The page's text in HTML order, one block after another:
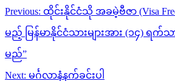
Post
navigation
Previous: ထိုင်းနိုင်ငံသို အခမဲ့ဗီဇာ (Visa
မည့် မြန်မာနိုင်ငံသားများအား (၁၄) ရက်
မည်”
Next: မင်္ဂလာနံနက်ခင်းပါ